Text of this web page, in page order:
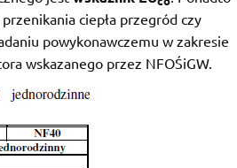
ciepła przegród czy
powykonawczemu w zakresie
wskazanego przez NFOŚiGW.